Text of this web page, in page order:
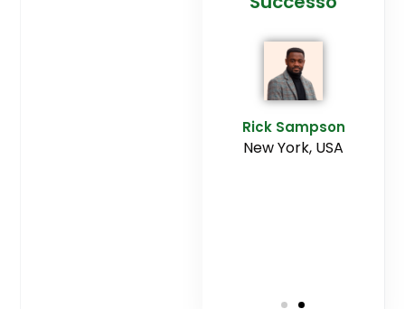
Rick Sampson
New York, USA